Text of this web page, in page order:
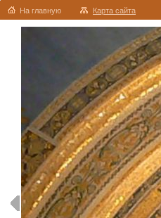
На главную Карта сайта